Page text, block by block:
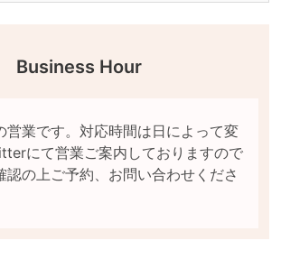
Business Hour
営業です。対応時間は日によって変
にて営業ご案内しておりますので
認の上ご予約、お問い合わせくださ